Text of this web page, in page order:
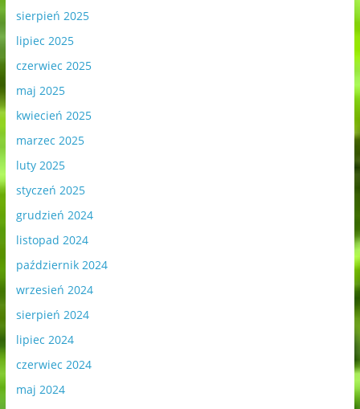
sierpień 2025
lipiec 2025
czerwiec 2025
maj 2025
kwiecień 2025
marzec 2025
luty 2025
styczeń 2025
grudzień 2024
listopad 2024
październik 2024
wrzesień 2024
sierpień 2024
lipiec 2024
czerwiec 2024
maj 2024